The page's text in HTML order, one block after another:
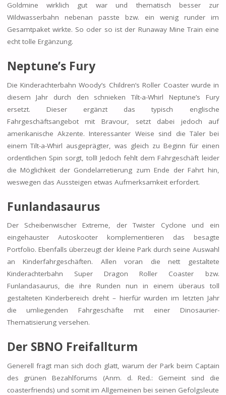
Goldmine wirklich gut war und thematisch besser zur
Wildwasserbahn nebenan passte bzw. ein wenig runder im
Gesamtpaket wirkte. So oder so ist der Runaway Mine Train eine
echt tolle Ergänzung.
Neptune’s Fury
Die Kinderachterbahn Woody’s Children’s Roller Coaster wurde in
diesem Jahr durch den schnieken Tilt-a-Whirl Neptune’s Fury
ersetzt. Dieser ergänzt das typisch englische
Fahrgeschäftsangebot mit Bravour, setzt dabei jedoch auf
amerikanische Akzente. Interessanter Weise sind die Täler bei
einem Tilt-a-Whirl ausgeprägter, was gleich zu Beginn für einen
ordentlichen Spin sorgt, toll! Jedoch fehlt dem Fahrgeschäft leider
die Möglichkeit der Gondelarretierung zum Ende der Fahrt hin,
weswegen das Aussteigen etwas Aufmerksamkeit erfordert.
Funlandasaurus
Der Scheibenwischer Extreme, der Twister Cyclone und ein
eingehauster Autoskooter komplementieren das besagte
Portfolio. Ebenfalls überzeugt der kleine Park durch seine Auswahl
an Kinderfahrgeschäften. Allen voran die nett gestaltete
Kinderachterbahn Super Dragon Roller Coaster bzw.
Funlandasaurus, die ihre Runden nun in einem überaus toll
gestalteten Kinderbereich dreht – hierfür wurden im letzten Jahr
die umliegenden Fahrgeschäfte mit einer Dinosaurier-
Thematisierung versehen.
Der SBNO Freifallturm
Generell fragt man sich doch glatt, warum der Park beim Captain
des grünen Bezahlforums (Anm. d. Red.: Gemeint sind die
coasterfriends) und somit im Allgemeinen bei seinen Gefolgsleute